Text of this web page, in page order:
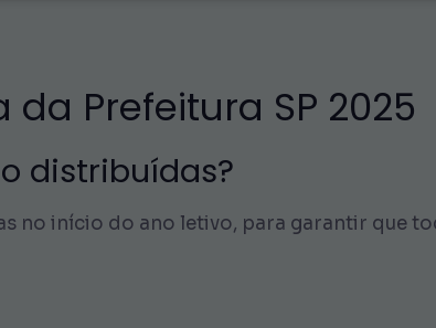
da Prefeitura SP 2025
distribuídas?
no início do ano letivo, para garantir que